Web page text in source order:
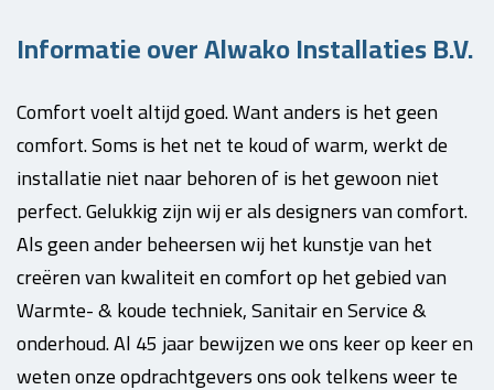
Informatie over Alwako Installaties B.V.
Comfort voelt altijd goed. Want anders is het geen
comfort. Soms is het net te koud of warm, werkt de
installatie niet naar behoren of is het gewoon niet
perfect. Gelukkig zijn wij er als designers van comfort.
Als geen ander beheersen wij het kunstje van het
creëren van kwaliteit en comfort op het gebied van
Warmte- & koude techniek, Sanitair en Service &
onderhoud. Al 45 jaar bewijzen we ons keer op keer en
weten onze opdrachtgevers ons ook telkens weer te